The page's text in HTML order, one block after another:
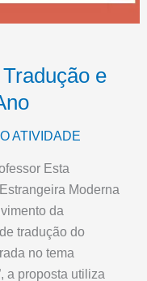
e
ATIVIDADE
Esta
Moderna
da
tradução do
no tema
a proposta utiliza